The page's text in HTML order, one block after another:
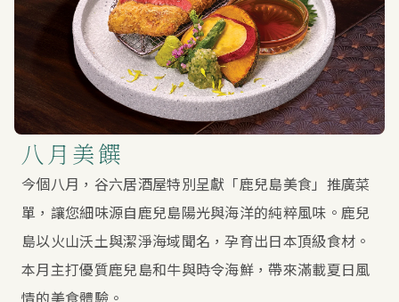
八月美饌
今個八月，谷六居酒屋特別呈獻「鹿兒島美食」推廣菜
單，讓您細味源自鹿兒島陽光與海洋的純粹風味。鹿兒
島以火山沃土與潔淨海域聞名，孕育出日本頂級食材。
本月主打優質鹿兒島和牛與時令海鮮，帶來滿載夏日風